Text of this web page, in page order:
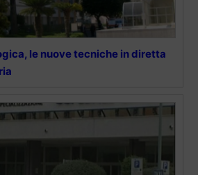
le nuove tecniche in diretta